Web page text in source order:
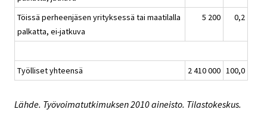
Töissä perheenjäsen yrityksessä tai maatilalla
palkatta, ei-jatkuva
5 200 0,2
Työlliset yhteensä 2 410 000 100,0
Lähde. Työvoimatutkimuksen 2010 aineisto. Tilastokeskus.